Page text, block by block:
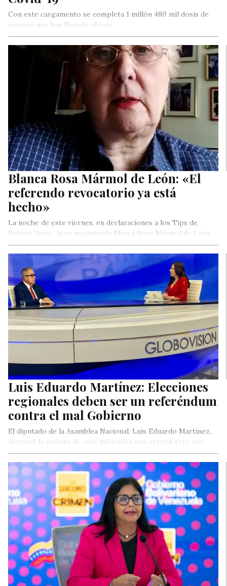
Con este cargamento se completa 1 millón 480 mil dosis de
vacunas que han llegado al país.
Blanca Rosa Mármol de León: «El
referendo revocatorio ya está
hecho»
La noche de este viernes, en declaraciones a los Tips de
Robert Veraz, la ex magistrada Blanca Rosa Mármol de León…
Luis Eduardo Martínez: Elecciones
regionales deben ser un referéndum
contra el mal Gobierno
El diputado de la Asamblea Nacional, Luis Eduardo Martínez,
aseguró la mañana de este miércoles que el gran reto que…